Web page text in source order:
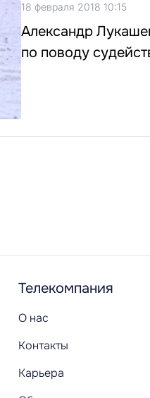
18 февраля 2018 10:15
Александр
по поводу
Телекомпания
О нас
Контакты
Карьера